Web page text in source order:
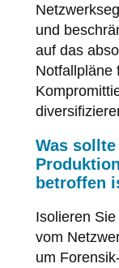
und
auf das
Notfallpläne
Was
betroffen
Isolieren
vom
um